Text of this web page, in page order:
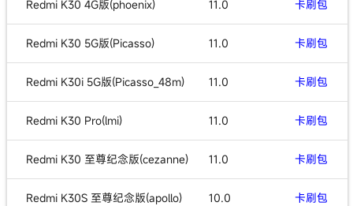
Redmi K30 4G版(phoenix) 11.0 卡刷包
Redmi K30 5G版(Picasso) 11.0 卡刷包
Redmi K30i 5G版(Picasso_48m) 11.0 卡刷包
Redmi K30 Pro(lmi) 11.0 卡刷包
Redmi K30 至尊纪念版(cezanne) 11.0 卡刷包
Redmi K30S 至尊纪念版(apollo) 10.0 卡刷包